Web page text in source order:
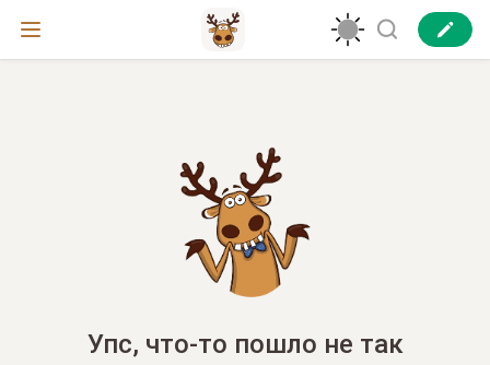
Упс, что-то пошло не так